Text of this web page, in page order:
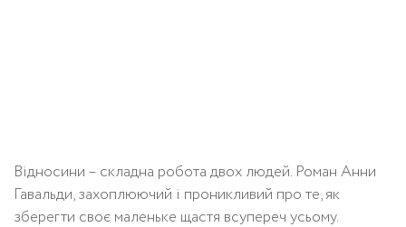
Відносини – складна робота двох людей. Роман Анни
Гавальди, захоплюючий і проникливий про те, як
зберегти своє маленьке щастя всупереч усьому.